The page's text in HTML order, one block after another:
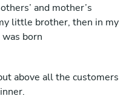
and mother’s
little brother, then in my
born
above all the customers